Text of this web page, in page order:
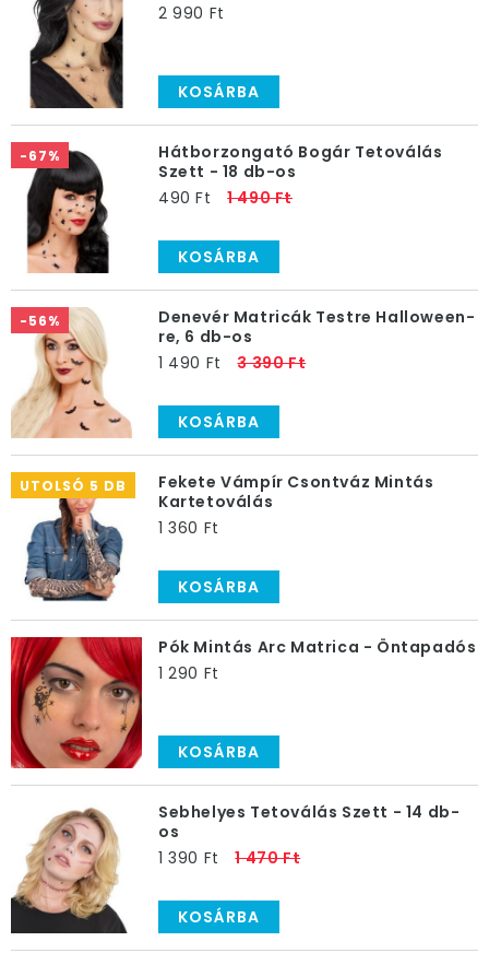
2 990 Ft
KOSÁRBA
-67%
Hátborzongató Bogár Tetoválás
Szett - 18 db-os
490 Ft
1 490 Ft
KOSÁRBA
-56%
Denevér Matricák Testre Halloween-
re, 6 db-os
1 490 Ft
3 390 Ft
KOSÁRBA
UTOLSÓ 5 DB
Fekete Vámpír Csontváz Mintás
Kartetoválás
1 360 Ft
KOSÁRBA
Pók Mintás Arc Matrica - Öntapadós
1 290 Ft
KOSÁRBA
Sebhelyes Tetoválás Szett - 14 db-
os
1 390 Ft
1 470 Ft
KOSÁRBA